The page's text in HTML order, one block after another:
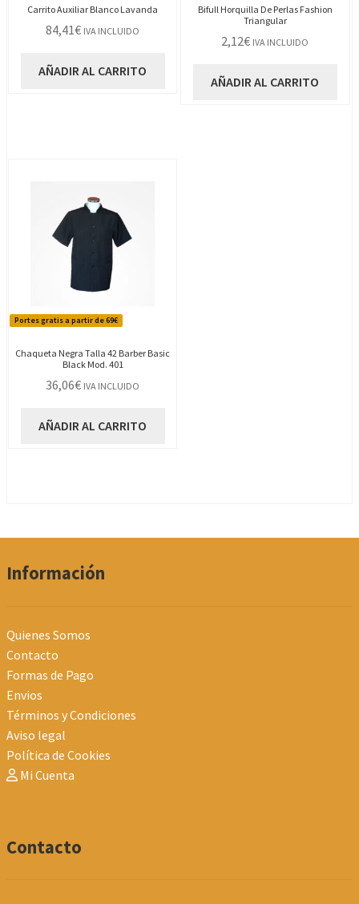
Carrito Auxiliar Blanco Lavanda
84,41€ IVA INCLUIDO
AÑADIR AL CARRITO
Bifull Horquilla De Perlas Fashion
Triangular
2,12€ IVA INCLUIDO
AÑADIR AL CARRITO
Portes gratis a partir de 69€
Chaqueta Negra Talla 42 Barber Basic
Black Mod. 401
36,06€ IVA INCLUIDO
AÑADIR AL CARRITO
Información
Quienes Somos
Contacto
Formas de Pago
Envios
Términos y Condiciones
Aviso legal
Política de Cookies
Mi Cuenta
Contacto